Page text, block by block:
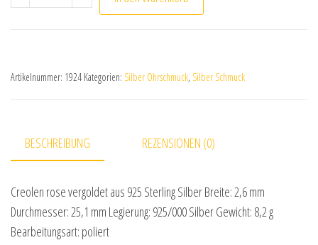
Artikelnummer: 1924 Kategorien: Silber Ohrschmuck, Silber Schmuck
BESCHREIBUNG REZENSIONEN (0)
Creolen rose vergoldet aus 925 Sterling Silber Breite: 2,6 mm
Durchmesser: 25,1 mm Legierung: 925/000 Silber Gewicht: 8,2 g
Bearbeitungsart: poliert